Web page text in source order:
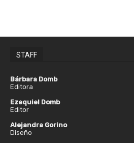
STAFF
Bárbara Domb
Editora
Ezequiel Domb
Editor
Alejandra Gorino
Diseño